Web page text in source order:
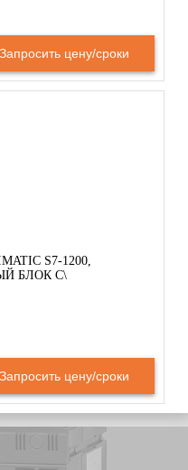
Запросить цену/сроки
S7-1200,
БЛОК С\
Запросить цену/сроки